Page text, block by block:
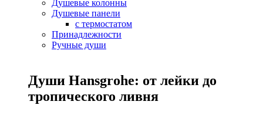
Душевые колонны
Душевые панели
с термостатом
Принадлежности
Ручные души
Души Hansgrohe: от лейки до
тропического ливня